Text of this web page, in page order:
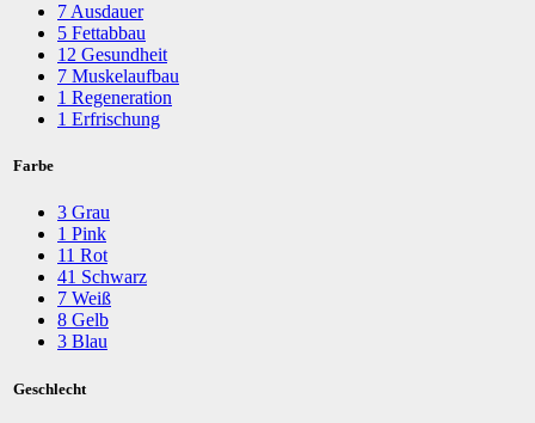
7 Ausdauer
5 Fettabbau
12 Gesundheit
7 Muskelaufbau
1 Regeneration
1 Erfrischung
Farbe
3 Grau
1 Pink
11 Rot
41 Schwarz
7 Weiß
8 Gelb
3 Blau
Geschlecht